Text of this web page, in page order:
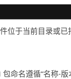
位于当前目录或已
包命名遵循“名称-